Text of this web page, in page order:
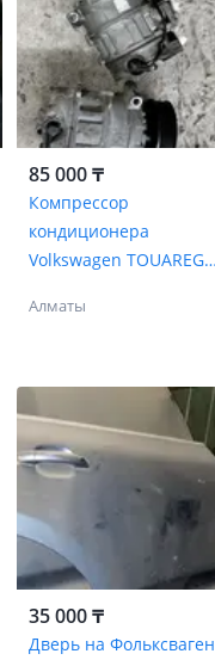
85 000 ₸
Компрессор
кондиционера
Volkswagen TOUAREG
Алматы
35 000 ₸
Дверь на Фольксваген